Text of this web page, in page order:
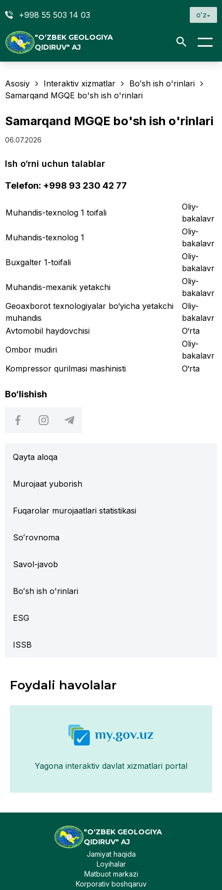
+998 55 503 14 03 oʻz
"O‘ZBEK GEOLOGIYA
QIDIRUV" AJ
Asosiy Interaktiv xizmatlar
Boʻsh ish o'rinlari
Samarqand MGQE bo'sh ish o'rinlari
Samarqand MGQE bo'sh ish o'rinlari
06.07.2026
Ish o‘rni uchun talablar
Telefon: +998 93 230 42 77
Muhandis-texnolog 1 toifali
Oliy-
bakalavr
Muhandis-texnolog 1
Oliy-
bakalavr
Buxgalter 1-toifali
Oliy-
bakalavr
Muhandis-mexanik yetakchi
Oliy-
bakalavr
Geoaxborot texnologiyalar bo‘yicha yetakchi
muhandis
Oliy-
bakalavr
Avtomobil haydovchisi
O‘rta
Ombor mudiri
Oliy-
bakalavr
Kompressor qurilmasi mashinisti
O‘rta
Bo‘lishish
Qayta aloqa
Murojaat yuborish
Fuqarolar murojaatlari statistikasi
Soʻrovnoma
Savol-javob
Boʻsh ish o'rinlari
ESG
ISSB
Foydali havolalar
Yagona interaktiv davlat xizmatlari portal
"O‘ZBEK GEOLOGIYA
QIDIRUV" AJ
Jamiyat haqida
Loyihalar
Matbuot markazi
Korporativ boshqaruv